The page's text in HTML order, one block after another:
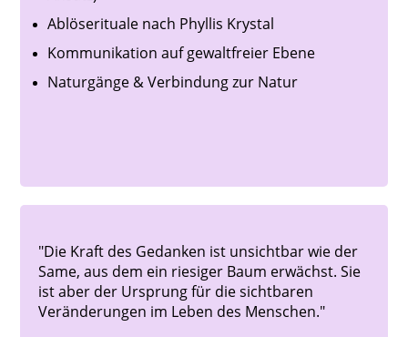
Ablöserituale nach Phyllis Krystal
Kommunikation auf gewaltfreier Ebene
Naturgänge & Verbindung zur Natur
"Die Kraft des Gedanken ist unsichtbar wie der
Same, aus dem ein riesiger Baum erwächst. Sie
ist aber der Ursprung für die sichtbaren
Veränderungen im Leben des Menschen."